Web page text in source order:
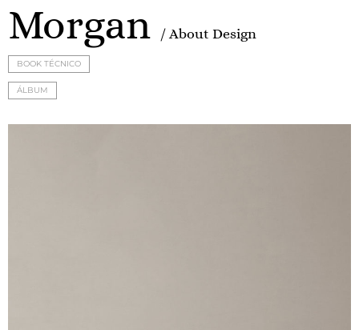
Morgan / About Design
BOOK TÉCNICO
ÁLBUM